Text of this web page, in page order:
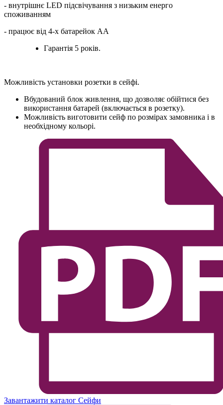
- внутрішнє LED підсвічування з низьким енерго
споживанням
- працює від 4-х батарейок АА
Гарантія 5 років.
Можливість установки розетки в сейфі.
Вбудований блок живлення, що дозволяє обійтися без
використання батарей (включається в розетку).
Можливість виготовити сейф по розмірах замовника і в
необхідному кольорі.
Завантажити каталог Сейфи